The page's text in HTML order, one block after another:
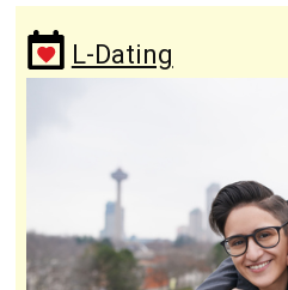
L-Dating